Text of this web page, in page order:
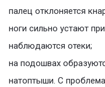
палец отклоняется
ноги сильно устают
наблюдаются отеки;
на подошвах
натоптыши. С